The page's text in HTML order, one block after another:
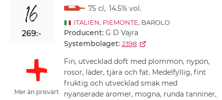
16
269:-
Mer än prisvärt
75 cl, 14.5% vol.
ITALIEN PIEMONTE , BAROLO
Producent: G D Vajra
Systembolaget: 2398
Fin, utvecklad doft med plommon, nypon,
rosor, läder, tjära och fat. Medelfyllig, fint
fruktig och utvecklad smak med
nyanserade aromer, mogna, runda tanniner,